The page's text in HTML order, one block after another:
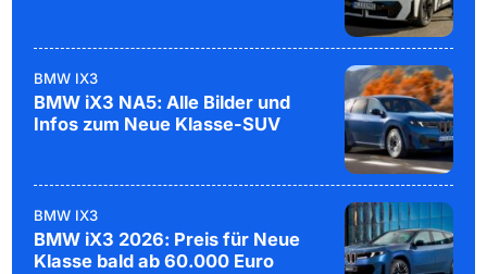
BMW IX3
BMW iX3 NA5: Alle Bilder und
Infos zum Neue Klasse-SUV
BMW IX3
BMW iX3 2026: Preis für Neue
Klasse bald ab 60.000 Euro